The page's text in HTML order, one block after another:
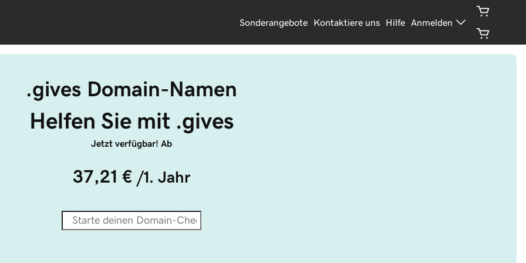
Sonderangebote Kontaktiere uns Hilfe Anmelden
.gives Domain-Namen
Helfen Sie mit .gives
Jetzt verfügbar! Ab
37,21 € /1. Jahr